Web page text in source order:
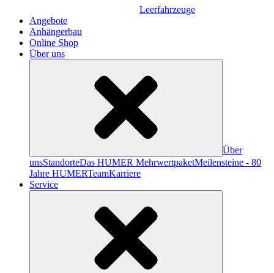
Leerfahrzeuge
Angebote
Anhängerbau
Online Shop
Über uns
Über
unsStandorteDas HUMER MehrwertpaketMeilensteine - 80
Jahre HUMERTeamKarriere
Service